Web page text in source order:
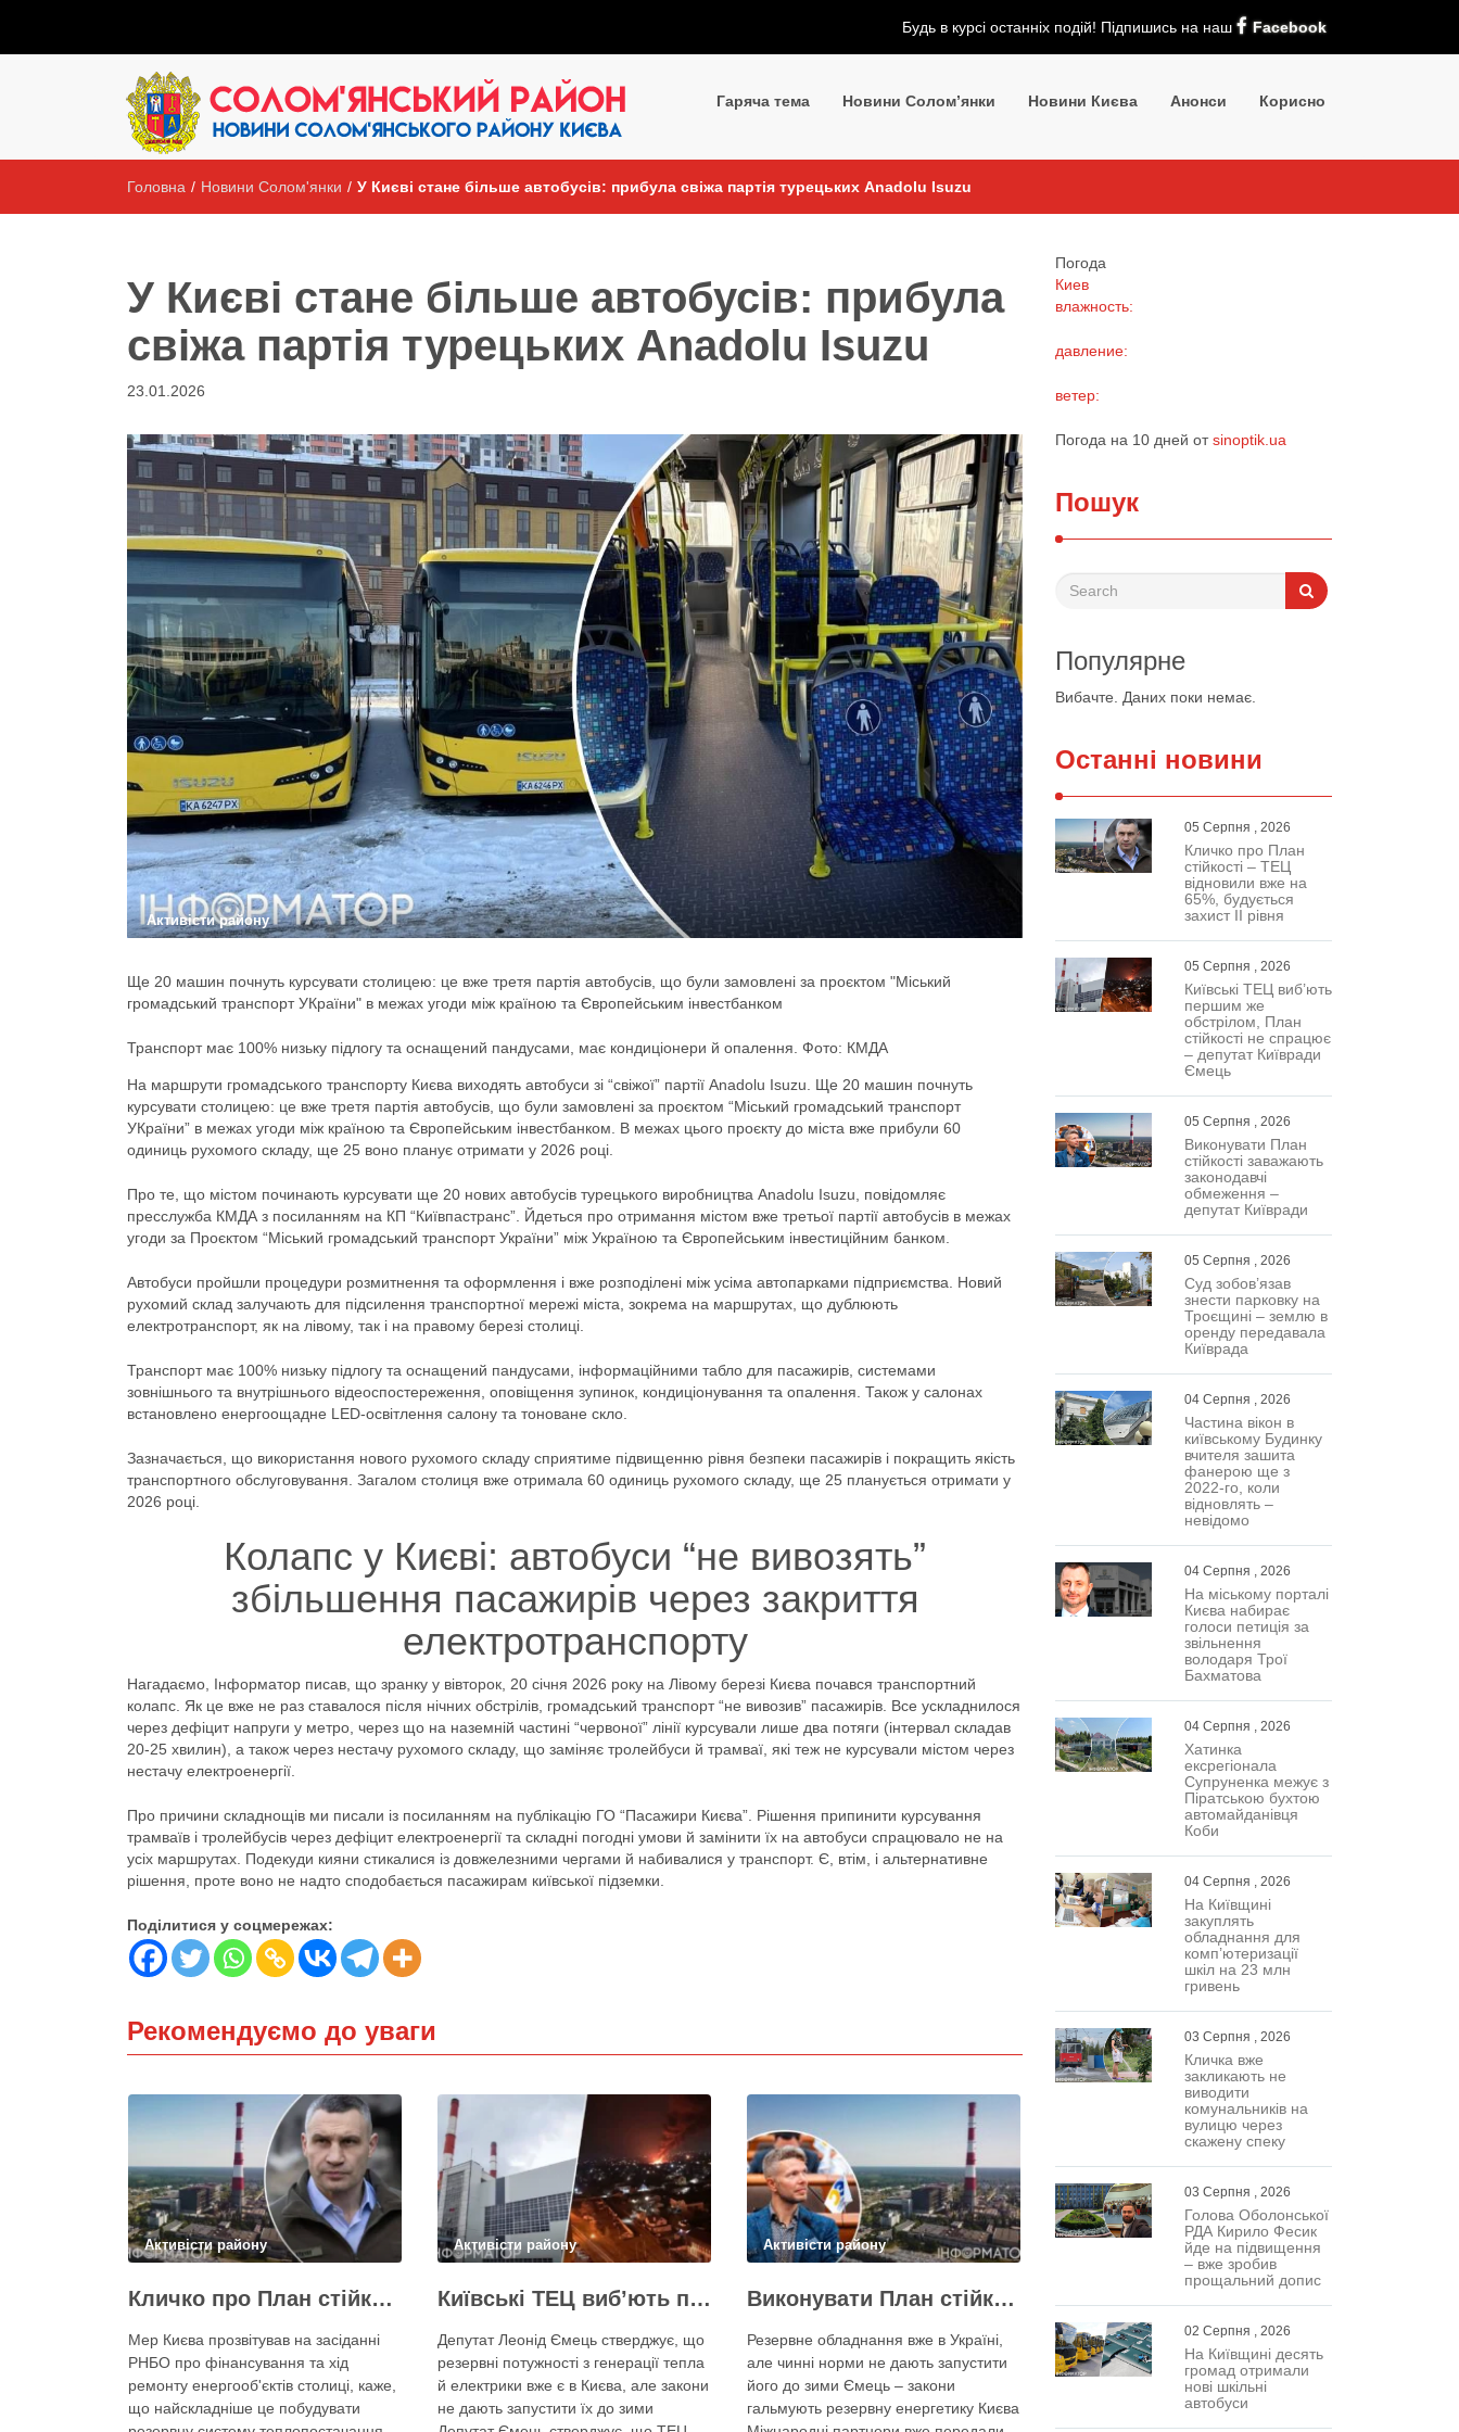
Будь в курсі останніх подій! Підпишись на наш Facebook
Гаряча тема Новини Солом’янки Новини Києва Анонси Корисно
Головна / Новини Солом'янки / У Києві стане більше автобусів: прибула свіжа партія турецьких Anadolu Isuzu
У Києві стане більше автобусів: прибула
свіжа партія турецьких Anadolu Isuzu
23.01.2026
Активісти району
Ще 20 машин почнуть курсувати столицею: це вже третя партія автобусів, що були замовлені за проєктом "Міський
громадський транспорт УКраїни" в межах угоди між країною та Європейським інвестбанком
Транспорт має 100% низьку підлогу та оснащений пандусами, має кондиціонери й опалення. Фото: КМДА
На маршрути громадського транспорту Києва виходять автобуси зі “свіжої” партії Anadolu Isuzu. Ще 20 машин почнуть
курсувати столицею: це вже третя партія автобусів, що були замовлені за проєктом “Міський громадський транспорт
УКраїни” в межах угоди між країною та Європейським інвестбанком. В межах цього проєкту до міста вже прибули 60
одиниць рухомого складу, ще 25 воно планує отримати у 2026 році.
Про те, що містом починають курсувати ще 20 нових автобусів турецького виробництва Anadolu Isuzu, повідомляє
пресслужба КМДА з посиланням на КП “Київпастранс”. Йдеться про отримання містом вже третьої партії автобусів в межах
угоди за Проєктом “Міський громадський транспорт України” між Україною та Європейським інвестиційним банком.
Автобуси пройшли процедури розмитнення та оформлення і вже розподілені між усіма автопарками підприємства. Новий
рухомий склад залучають для підсилення транспортної мережі міста, зокрема на маршрутах, що дублюють
електротранспорт, як на лівому, так і на правому березі столиці.
Транспорт має 100% низьку підлогу та оснащений пандусами, інформаційними табло для пасажирів, системами
зовнішнього та внутрішнього відеоспостереження, оповіщення зупинок, кондиціонування та опалення. Також у салонах
встановлено енергоощадне LED-освітлення салону та тоноване скло.
Зазначається, що використання нового рухомого складу сприятиме підвищенню рівня безпеки пасажирів і покращить якість
транспортного обслуговування. Загалом столиця вже отримала 60 одиниць рухомого складу, ще 25 планується отримати у
2026 році.
Колапс у Києві: автобуси “не вивозять”
збільшення пасажирів через закриття
електротранспорту
Нагадаємо, Інформатор писав, що зранку у вівторок, 20 січня 2026 року на Лівому березі Києва почався транспортний
колапс. Як це вже не раз ставалося після нічних обстрілів, громадський транспорт “не вивозив” пасажирів. Все ускладнилося
через дефіцит напруги у метро, через що на наземній частині “червоної” лінії курсували лише два потяги (інтервал складав
20-25 хвилин), а також через нестачу рухомого складу, що заміняє тролейбуси й трамваї, які теж не курсували містом через
нестачу електроенергії.
Про причини складнощів ми писали із посиланням на публікацію ГО “Пасажири Києва”. Рішення припинити курсування
трамваїв і тролейбусів через дефіцит електроенергії та складні погодні умови й замінити їх на автобуси спрацювало не на
усіх маршрутах. Подекуди кияни стикалися із довжелезними чергами й набивалися у транспорт. Є, втім, і альтернативне
рішення, проте воно не надто сподобається пасажирам київської підземки.
Поділитися у соцмережах:
Рекомендуємо до уваги
Активісти району
Кличко про План стійкості – ТЕЦ відновили вже на 65%, будується захист ІІ рівня
Мер Києва прозвітував на засіданні
РНБО про фінансування та хід
ремонту енергооб'єктів столиці, каже,
що найскладніше це побудувати
Активісти району
Київські ТЕЦ виб’ють першим же обстрілом, План стійкості не спрацює – депутат Київради Ємець
Депутат Леонід Ємець стверджує, що
резервні потужності з генерації тепла
й електрики вже є в Києва, але закони
не дають запустити їх до зими
Активісти району
Виконувати План стійкості заважають законодавчі обмеження – депутат Київради
Резервне обладнання вже в Україні,
але чинні норми не дають запустити
його до зими Ємець – закони
гальмують резервну енергетику Києва
Погода
Киев
влажность:
давление:
ветер:
Погода на 10 дней отsinoptik.ua
Пошук
Популярне
Вибачте. Даних поки немає.
Останні новини
05 Серпня , 2026
Кличко про План
стійкості – ТЕЦ
відновили вже на
65%, будується
захист ІІ рівня
05 Серпня , 2026
Київські ТЕЦ виб’ють
першим же
обстрілом, План
стійкості не спрацює
– депутат Київради
Ємець
05 Серпня , 2026
Виконувати План
стійкості заважають
законодавчі
обмеження –
депутат Київради
05 Серпня , 2026
Суд зобов’язав
знести парковку на
Троєщині – землю в
оренду передавала
Київрада
04 Серпня , 2026
Частина вікон в
київському Будинку
вчителя зашита
фанерою ще з
2022-го, коли
відновлять –
невідомо
04 Серпня , 2026
На міському порталі
Києва набирає
голоси петиція за
звільнення
володаря Трої
Бахматова
04 Серпня , 2026
Хатинка
ексрегіонала
Супруненка межує з
Піратською бухтою
автомайданівця
Коби
04 Серпня , 2026
На Київщині
закуплять
обладнання для
комп’ютеризації
шкіл на 23 млн
гривень
03 Серпня , 2026
Кличка вже
закликають не
виводити
комунальників на
вулицю через
скажену спеку
03 Серпня , 2026
Голова Оболонської
РДА Кирило Фесик
йде на підвищення
– вже зробив
прощальний допис
02 Серпня , 2026
На Київщині десять
громад отримали
нові шкільні
автобуси